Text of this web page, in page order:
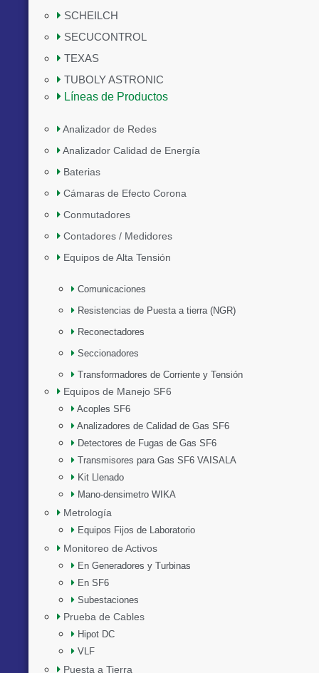
SCHEILCH
SECUCONTROL
TEXAS
TUBOLY ASTRONIC
Líneas de Productos
Analizador de Redes
Analizador Calidad de Energía
Baterias
Cámaras de Efecto Corona
Conmutadores
Contadores / Medidores
Equipos de Alta Tensión
Comunicaciones
Resistencias de Puesta a tierra (NGR)
Reconectadores
Seccionadores
Transformadores de Corriente y Tensión
Equipos de Manejo SF6
Acoples SF6
Analizadores de Calidad de Gas SF6
Detectores de Fugas de Gas SF6
Transmisores para Gas SF6 VAISALA
Kit Llenado
Mano-densimetro WIKA
Metrología
Equipos Fijos de Laboratorio
Monitoreo de Activos
En Generadores y Turbinas
En SF6
Subestaciones
Prueba de Cables
Hipot DC
VLF
Puesta a Tierra